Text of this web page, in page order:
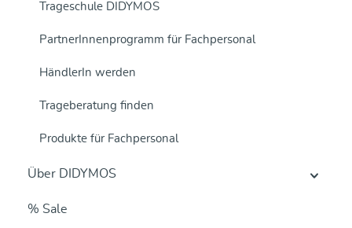
Trageschule DIDYMOS
PartnerInnenprogramm für Fachpersonal
HändlerIn werden
Trageberatung finden
Produkte für Fachpersonal
Über DIDYMOS
% Sale